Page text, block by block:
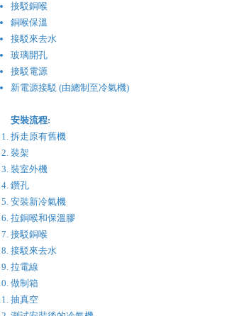
接駁銅喉
銅喉保溫
接駁來去水
玻璃開孔
接駁電源
新電源接駁 (由總制至冷氣機)
安裝流程:
拆走原有舊機
裝架
裝室外機
鑽孔
安裝新冷氣機
​拉銅喉和保溫膠
接駁銅喉
接駁來去水
拉電線
做制箱
​抽真空